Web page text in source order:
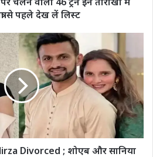
से पहले देख लें लिस्ट
Divorced ; शोएब और सानिया